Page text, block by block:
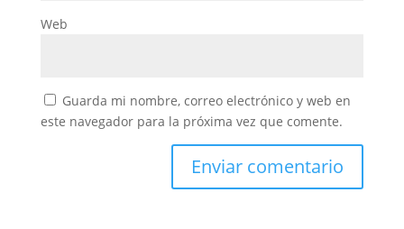
Web
Guarda mi nombre, correo electrónico y web en
este navegador para la próxima vez que comente.